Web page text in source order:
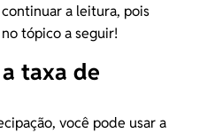
a leitura, pois
no tópico a seguir!
taxa de
você pode usar a